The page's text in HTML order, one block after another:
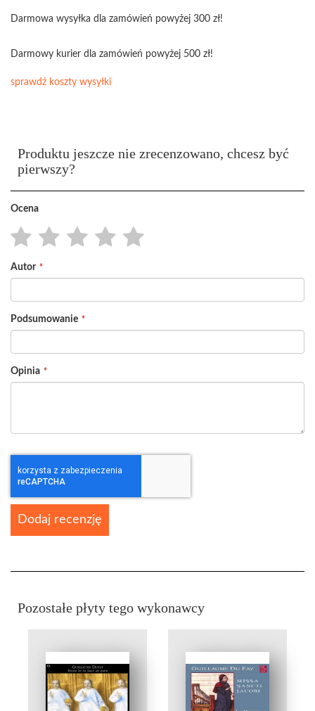
Darmowa wysyłka dla zamówień powyżej 300 zł!
Darmowy kurier dla zamówień powyżej 500 zł!
sprawdź koszty wysyłki
Produktu jeszcze nie zrecenzowano, chcesz być
pierwszy?
Ocena
star
stars
stars
stars
stars
Autor
Podsumowanie
Opinia
Dodaj recenzję
Pozostałe płyty tego wykonawcy